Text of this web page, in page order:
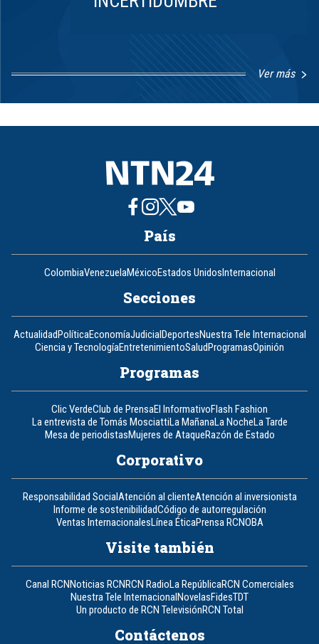
Ver más
1
8
País
ColombiaVenezuelaMéxicoEstados UnidosInternacional
Secciones
ActualidadPolíticaEconomíaJudicialDeportesNuestra Tele Internacional
Ciencia y TecnologíaEntretenimientoSaludProgramasOpinión
Programas
Clic VerdeClub de PrensaEl InformativoFlash Fashion
La entrevista de Tomás MosciattiLa MañanaLa NocheLa Tarde
Mesa de periodistasMujeres de AtaqueRazón de Estado
Corporativo
Responsabilidad SocialAtención al clienteAtención al inversionista
Informe de sostenibilidadCódigo de autorregulación
Ventas InternacionalesLínea ÉticaPrensa RCNOBA
Visite también
Canal RCNNoticias RCNRCN RadioLa RepúblicaRCN Comerciales
Nuestra Tele InternacionalNovelasFidesTDT
Un producto de RCN TelevisiónRCN Total
Contáctenos